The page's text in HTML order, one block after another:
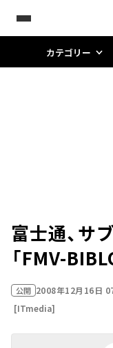
カテゴリー
富士通、サ
「FMV-
公開 2008年12月16日
[ITmedia]